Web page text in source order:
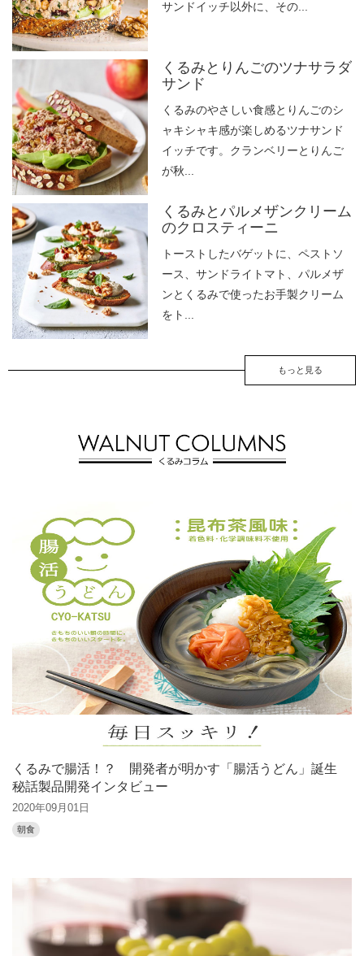
サンドイッチ以外に、その...
くるみとりんごのツナサラダ
サンド
くるみのやさしい食感とりんごのシ
ャキシャキ感が楽しめるツナサンド
イッチです。クランベリーとりんご
が秋...
くるみとパルメザンクリーム
のクロスティーニ
トーストしたバゲットに、ペストソ
ース、サンドライトマト、パルメザ
ンとくるみで使ったお手製クリーム
をト...
もっと見る
くるみで腸活！？ 開発者が明かす「腸活うどん」誕生
秘話製品開発インタビュー
2020年09月01日
朝食